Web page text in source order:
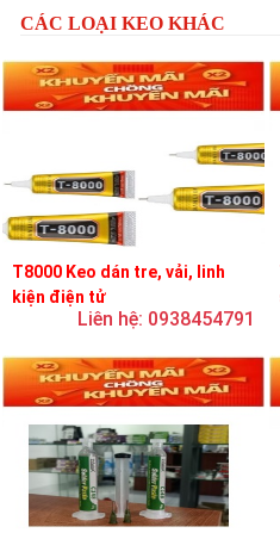
CÁC LOẠI KEO KHÁC
T8000 Keo dán tre, vải, linh
kiện điện tử
Liên hệ: 0938454791